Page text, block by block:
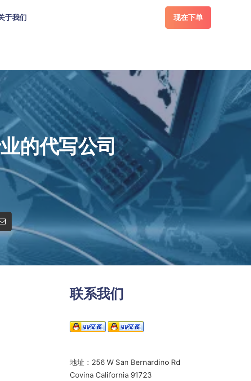
于我们 现在下单
的代写公司
联系我们
地址：256 W San Bernardino Rd
Covina California 91723